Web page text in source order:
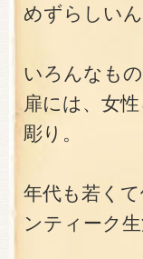
めずらしいん
いろんなも
扉には、女
彫り。
年代も若く
ンティーク